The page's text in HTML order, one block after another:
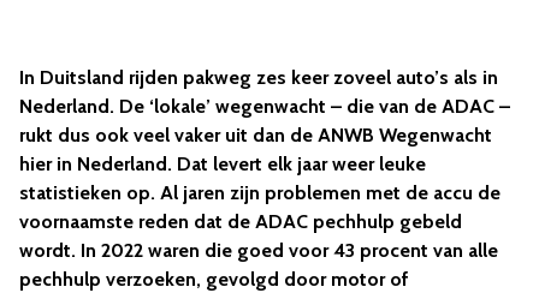
In Duitsland rijden pakweg zes keer zoveel auto’s als in
Nederland. De ‘lokale’ wegenwacht – die van de ADAC –
rukt dus ook veel vaker uit dan de ANWB Wegenwacht
hier in Nederland. Dat levert elk jaar weer leuke
statistieken op. Al jaren zijn problemen met de accu de
voornaamste reden dat de ADAC pechhulp gebeld
wordt. In 2022 waren die goed voor 43 procent van alle
pechhulp verzoeken, gevolgd door motor of